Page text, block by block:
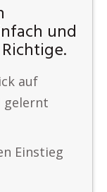
und
auf
gelernt
Einstieg